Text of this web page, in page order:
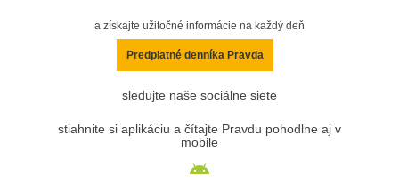
a získajte užitočné informácie na každý deň
Predplatné denníka Pravda
sledujte naše sociálne siete
stiahnite si aplikáciu a čítajte Pravdu pohodlne aj v
mobile